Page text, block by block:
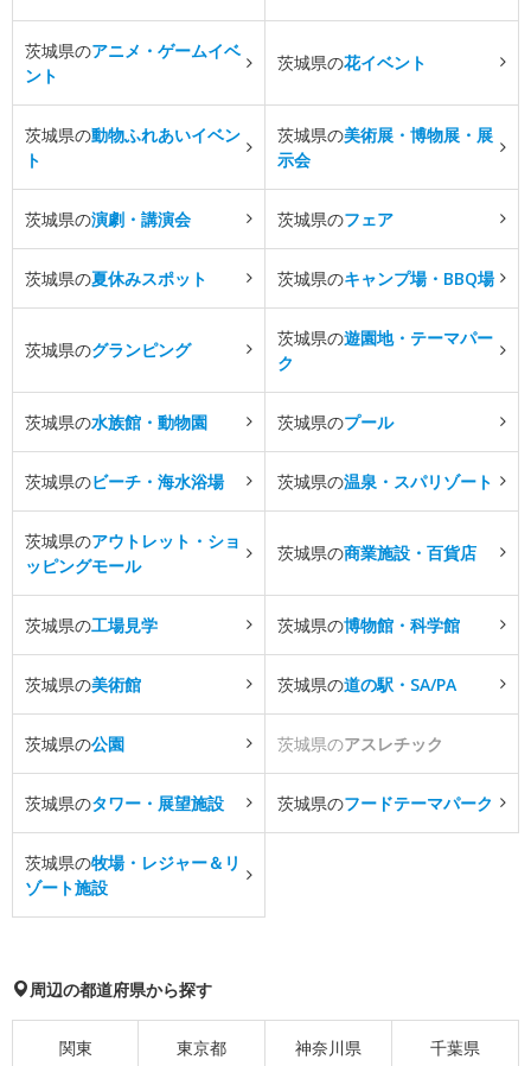
茨城県のアニメ・ゲームイベ
ント
茨城県の花イベント
茨城県の動物ふれあいイベン
ト
茨城県の美術展・博物展・展
示会
茨城県の演劇・講演会 茨城県のフェア
茨城県の夏休みスポット 茨城県のキャンプ場・BBQ場
茨城県のグランピング
茨城県の遊園地・テーマパー
ク
茨城県の水族館・動物園 茨城県のプール
茨城県のビーチ・海水浴場 茨城県の温泉・スパリゾート
茨城県のアウトレット・ショ
ッピングモール
茨城県の商業施設・百貨店
茨城県の工場見学 茨城県の博物館・科学館
茨城県の美術館 茨城県の道の駅・SA/PA
茨城県の公園 茨城県のアスレチック
茨城県のタワー・展望施設 茨城県のフードテーマパーク
茨城県の牧場・レジャー＆リ
ゾート施設
周辺の都道府県から探す
関東 東京都 神奈川県 千葉県